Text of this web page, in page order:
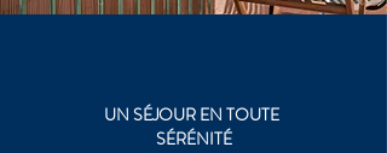
UN SÉJOUR EN TOUTE
SÉRÉNITÉ